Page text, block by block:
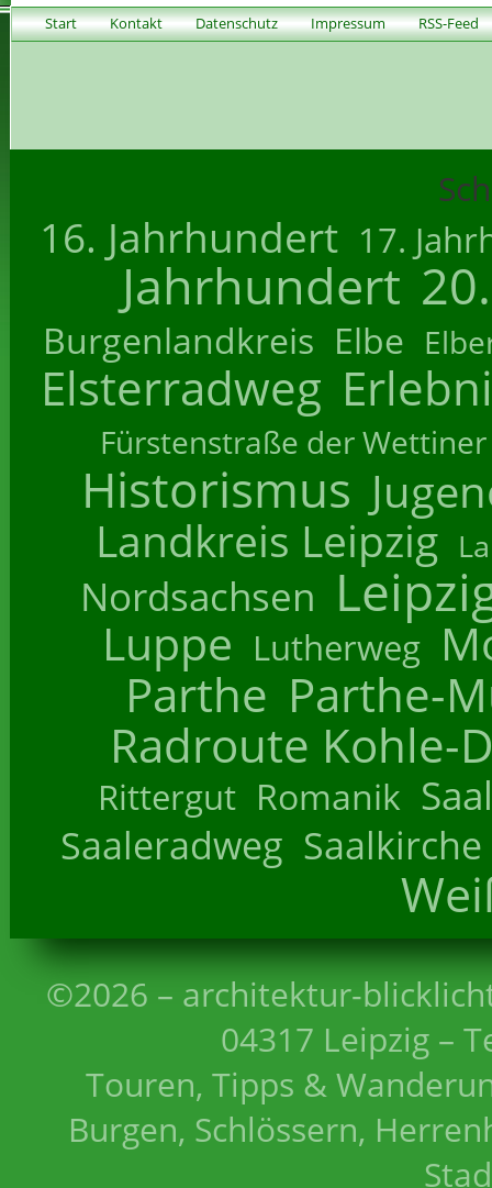
Start Kontakt Datenschutz Impressum RSS-Feed
16. Jahrhundert 17.
Jahrhundert
Burgenlandkreis Elbe
Elsterradweg
Fürstenstraße der Wettiner
Historismus
Landkreis Leipzig
Nordsachsen
Luppe Lutherweg
Parthe Parthe-
Radroute Kohle-
Rittergut Romanik
Saaleradweg Saalkirche
©2026 – architektur-
04317 Leipzig –
Touren, Tipps &
Burgen, Schlössern,